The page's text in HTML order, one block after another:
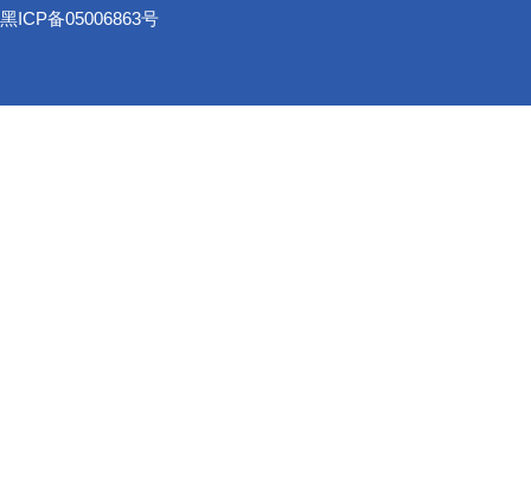
黑ICP备05006863号